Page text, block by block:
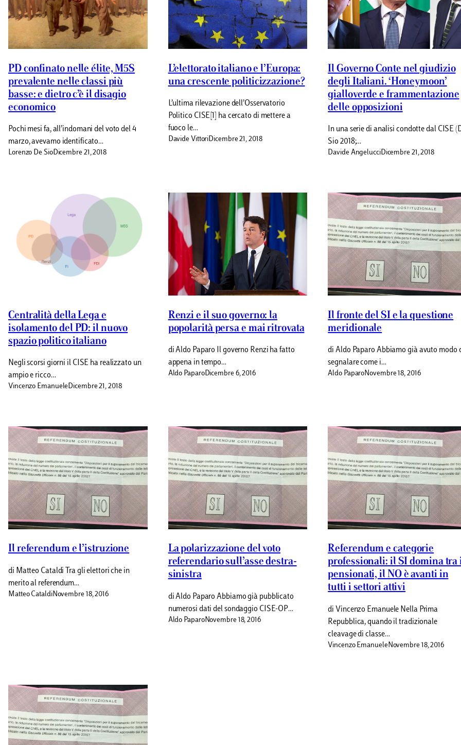
PD confinato nelle élite, M5S
prevalente nelle classi più
basse: e dietro c’è il disagio
economico
Pochi mesi fa, all’indomani del voto del 4
marzo, avevamo identificato…
Lorenzo De SioDicembre 21, 2018
L’elettorato italiano e l’Europa:
una crescente politicizzazione?
L’ultima rilevazione dell’Osservatorio
Politico CISE[1] ha cercato di mettere a
fuoco le…
Davide VittoriDicembre 21, 2018
Il Governo Conte nel giudizio
degli Italiani. ‘Honeymoon’
gialloverde e frammentazione
delle opposizioni
In una serie di analisi condotte dal CISE
Sio 2018;…
Davide AngelucciDicembre 21, 2018
Centralità della Lega e
isolamento del PD: il nuovo
spazio politico italiano
Negli scorsi giorni il CISE ha realizzato un
ampio e ricco…
Vincenzo EmanueleDicembre 21, 2018
Renzi e il suo governo: la
popolarità persa e mai ritrovata
di Aldo Paparo Il governo Renzi ha fatto
appena in tempo…
Aldo PaparoDicembre 6, 2016
Il fronte del SI e la questione
meridionale
di Aldo Paparo Abbiamo già avuto modo
segnalare come i…
Aldo PaparoNovembre 18, 2016
Il referendum e l’istruzione
di Matteo Cataldi Tra gli elettori che in
merito al referendum…
Matteo CataldiNovembre 18, 2016
La polarizzazione del voto
referendario sull’asse destra-
sinistra
di Aldo Paparo Abbiamo già pubblicato
numerosi dati del sondaggio CISE-OP…
Aldo PaparoNovembre 18, 2016
Referendum e categorie
professionali: il SI domina tra
pensionati, il NO è avanti in
tutti i settori attivi
di Vincenzo Emanuele Nella Prima
Repubblica, quando il tradizionale
cleavage di classe…
Vincenzo EmanueleNovembre 18, 2016